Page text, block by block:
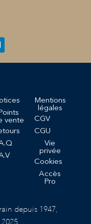
vente
Mentions
légales
CGV
CGU
Vie
privée
Cookies
Accès
Pro
depuis 1947,